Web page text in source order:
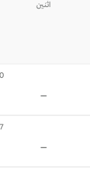
اثنين
-
-